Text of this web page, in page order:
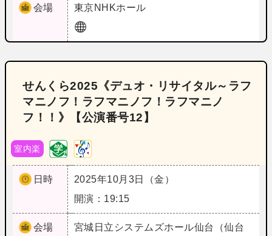
会場 東京NHKホール
せんくら2025《デュオ・リサイタル～ラフ
マニノフ！ラフマニノフ！ラフマニノ
フ！！》【公演番号12】
室内楽
日時
2025年10月3日（金）
開演：19:15
会場 宮城 日立システムズホール仙台（仙台